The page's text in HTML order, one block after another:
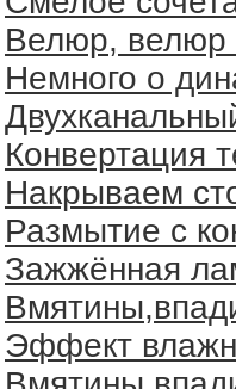
Велюр, велюр
Немного о
Конвертация
Накрываем
Размытие с
Зажжённая
Эффект